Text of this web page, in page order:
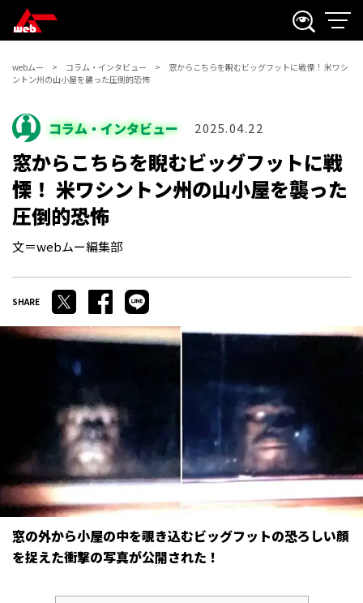
webムー コラム・インタビュー
窓からこちらを睨むビッグフットに戦慄！ 米ワシ
ントン州の山小屋を襲った圧倒的恐怖
コラム・インタビュー 2025.04.22
窓からこちらを睨むビッグフットに戦
慄！ 米ワシントン州の山小屋を襲った
圧倒的恐怖
文＝webムー編集部
窓の外から小屋の中を覗き込むビッグフットの恐ろしい顔
を捉えた衝撃の写真が公開された――！